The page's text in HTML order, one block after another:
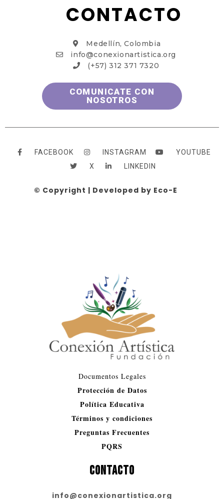
CONTACTO
Medellín, Colombia
info@conexionartistica.org
(+57) 312 371 7320
COMUNICATE CON
NOSOTROS
FACEBOOK INSTAGRAM
YOUTUBE
X
LINKEDIN
© Copyright | Developed by Eco-E
Documentos Legales​
Protección de Datos
Política Educativa
Términos y condiciones
Preguntas Frecuentes
PQRS
CONTACTO
info@conexionartistica.org